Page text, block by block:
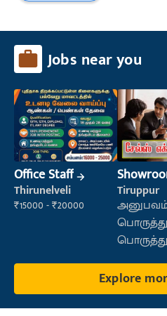
Jobs near you
Office Staff
Thirunelveli
₹15000 - ₹20000
Executive
Sales)
Tiruppur
பொருத்து
Explore